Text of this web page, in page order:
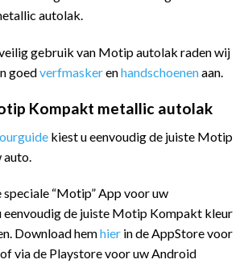
autolak.
gebruik van Motip autolak raden wij
goedverfmaskerenhandschoenenaan.
Kompakt metallic autolak
kiest u eenvoudig de juiste Motip
“Motip” App voor uw
eenvoudig de juiste Motip Kompakt kleur
Download hemhier in de AppStore voor
via de Playstore voor uw Android